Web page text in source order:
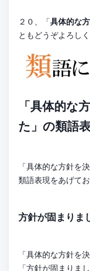
２０、「具体的な
ともどうぞよろし
「具体的な
た」の類語
「具体的な方針を
類語表現をあげてお
方針が固まりま
「具体的な方針を
「方針が固まりま